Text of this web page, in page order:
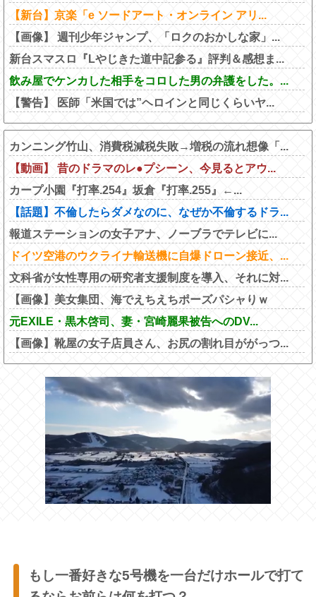
【新台】京楽「e ソードアート・オンライン アリ...
【画像】 週刊少年ジャンプ、「ロクのおかしな家」...
新台スマスロ『Lやじきた道中記参る』評判＆感想ま...
飲み屋でケンカした相手をコロした男の弁護をした。...
【警告】 医師「米国では”ヘロインと同じくらいヤ...
カンニング竹山、消費税減税失敗→増税の流れ想像「...
【動画】 昔のドラマのレ●プシーン、今見るとアウ...
カープ小園『打率.254』坂倉『打率.255』←...
【話題】不倫したらダメなのに、なぜか不倫するドラ...
報道ステーションの女子アナ、ノーブラでテレビに...
ドイツ空港のウクライナ輸送機に自爆ドローン接近、...
文科省が女性専用の研究者支援制度を導入、それに対...
【画像】美女集団、海でえちえちポーズパシャりｗ
元EXILE・黒木啓司、妻・宮崎麗果被告へのDV...
【画像】靴屋の女子店員さん、お尻の割れ目ががっつ...
もし一番好きな5号機を一台だけホールで打て